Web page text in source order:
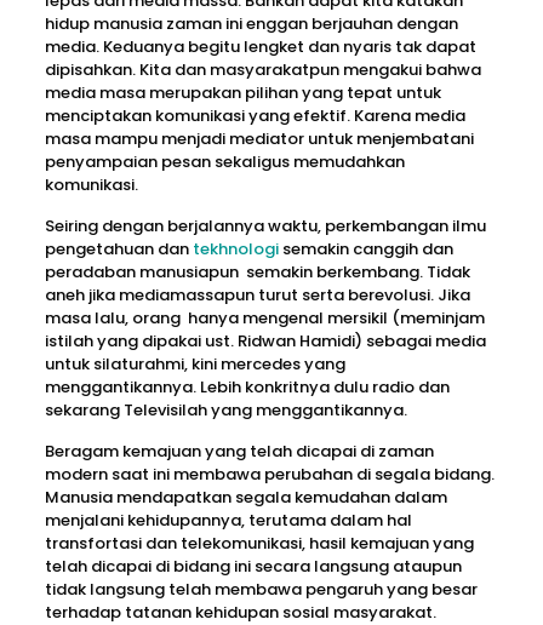
hidup manusia zaman ini enggan berjauhan dengan
media. Keduanya begitu lengket dan nyaris tak dapat
dipisahkan. Kita dan masyarakatpun mengakui bahwa
media masa merupakan pilihan yang tepat untuk
menciptakan komunikasi yang efektif. Karena media
masa mampu menjadi mediator untuk menjembatani
penyampaian pesan sekaligus memudahkan
komunikasi.
Seiring dengan berjalannya waktu, perkembangan ilmu
pengetahuan dan tekhnologisemakin canggih dan
peradaban manusiapun semakin berkembang. Tidak
aneh jika mediamassapun turut serta berevolusi. Jika
masa lalu, orang hanya mengenal mersikil (meminjam
istilah yang dipakai ust. Ridwan Hamidi) sebagai media
untuk silaturahmi, kini mercedes yang
menggantikannya. Lebih konkritnya dulu radio dan
sekarang Televisilah yang menggantikannya.
Beragam kemajuan yang telah dicapai di zaman
modern saat ini membawa perubahan di segala bidang.
Manusia mendapatkan segala kemudahan dalam
menjalani kehidupannya, terutama dalam hal
transfortasi dan telekomunikasi, hasil kemajuan yang
telah dicapai di bidang ini secara langsung ataupun
tidak langsung telah membawa pengaruh yang besar
terhadap tatanan kehidupan sosial masyarakat.